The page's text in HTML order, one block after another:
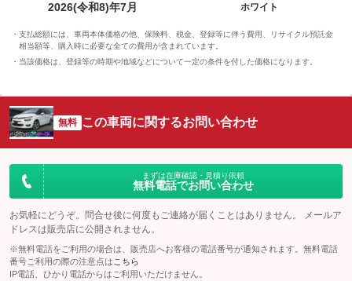
2026(令和8)年7月
ホワイト
支払総額には、車両本体価格の他、保険料、税金、登録等に伴う費用、リサイクル預託金
相当額等、購入時に必要な全ての費用が含まれています。
当該価格は、登録等の時期や地域などについて一定の条件を付した価格になります。
無料 この車両に関するお問い合わせ
まずは在庫確認・見積り依頼
無料電話でお問い合わせ
お気軽にどうぞ。問合せ後に何度もご連絡が届くことはありません。 メールア
ドレスは販売店に公開されません。
※無料電話をご利用の場合は、販売店へお客様の電話番号が通知されます。無料電話
番号ご利用の際の注意点は こちら
IP電話、ひかり電話からはご利用いただけません。